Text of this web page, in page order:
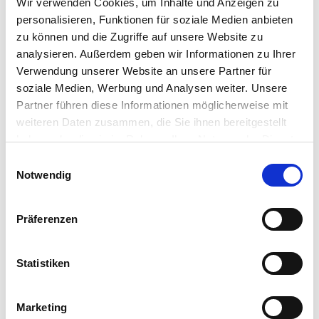
personalisieren, Funktionen für soziale Medien anbieten
zu können und die Zugriffe auf unsere Website zu
analysieren. Außerdem geben wir Informationen zu Ihrer
Verwendung unserer Website an unsere Partner für
soziale Medien, Werbung und Analysen weiter. Unsere
Partner führen diese Informationen möglicherweise mit
weiteren Daten zusammen, die Sie ihnen bereitgestellt
haben oder die sie im Rahmen Ihrer Nutzung der Dienste
betätigen Sie anschließend den "OK"-Button:
Notwendig
Präferenzen
Statistiken
Marketing
Behandlung in die Samentüte! Jede Original-Züchter-Packung
wird mit naturgetreuer Farb-Abbildung und ausführlicher
Pflanz- und Kulturanleitung geliefert! Wir liefern nur
hochkeimfähiges Qualitäts-Saatgut mit Keim-Garantie!
Hersteller/Importeur
Freckenhorster Str. 32